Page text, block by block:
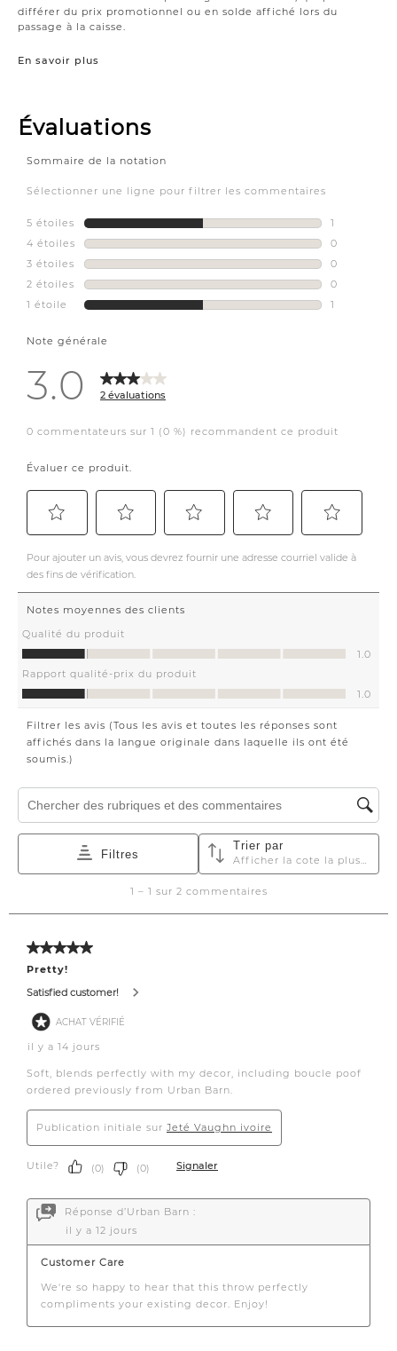
différer du prix promotionnel ou en solde affiché lors du
passage à la caisse.
En savoir plus